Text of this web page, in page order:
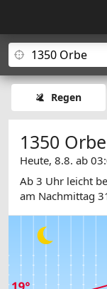
Regen
1350 Orbe
Heute, 8.8. ab
Ab 3 Uhr leicht
am Nachmittag